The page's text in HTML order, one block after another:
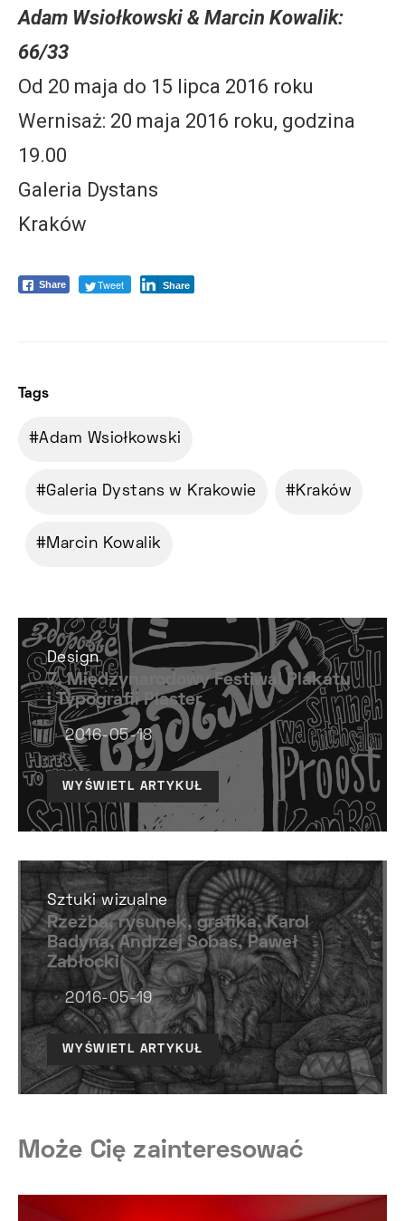
Adam Wsiołkowski & Marcin Kowalik:
66/33
Od 20 maja do 15 lipca 2016 roku
Wernisaż: 20 maja 2016 roku, godzina
19.00
Galeria Dystans
Kraków
Share Tweet Share
Tags
Adam Wsiołkowski
Galeria Dystans w Krakowie Kraków
Marcin Kowalik
Design
7. Międzynarodowy Festiwal Plakatu
i Typografii Plaster
2016-05-18
WYŚWIETL ARTYKUŁ
Sztuki wizualne
Rzeźba, rysunek, grafika. Karol
Badyna, Andrzej Sobas, Paweł
Zabłocki
2016-05-19
WYŚWIETL ARTYKUŁ
Może Cię zainteresować